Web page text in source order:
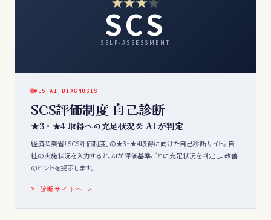
SCS
SELF-ASSESSMENT
#05 AI DIAGNOSIS
SCS評価制度 自己診断
★3・★4 取得への充足状況を AI が判定
経済産業省「SCS評価制度」の★3・★4取得に向けた自己診断サイト。 自
社の実施状況を入力すると、AIが評価基準ごとに充足状況を判定し、改善
のヒントを提示します。
> 診断サイトへ ↗